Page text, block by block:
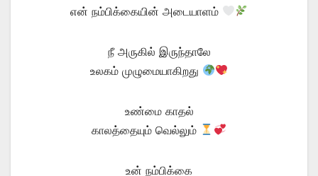
என் நம்பிக்கையின் அடையாளம்
நீ அருகில் இருந்தாலே
உலகம் முழுமையாகிறது
உண்மை காதல்
காலத்தையும் வெல்லும்
உன் நம்பிக்கை